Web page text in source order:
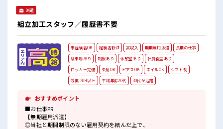
派遣
組立加工スタッフ／履歴書不要
未経験者OK 経験者歓迎 高収入 無期雇用派遣
長期の仕事
駐車場あり
制服あり 休憩室あり
社員食堂あり
ロッカー完備
染髪OK ピアスOK ネイルOK
シフト制
残業 20H以上
平均年齢20代 30代が活躍
おすすめポイント
■お仕事PR
【無期雇用派遣】
◎当社と期間制限のない雇用契約を結んだ上で、